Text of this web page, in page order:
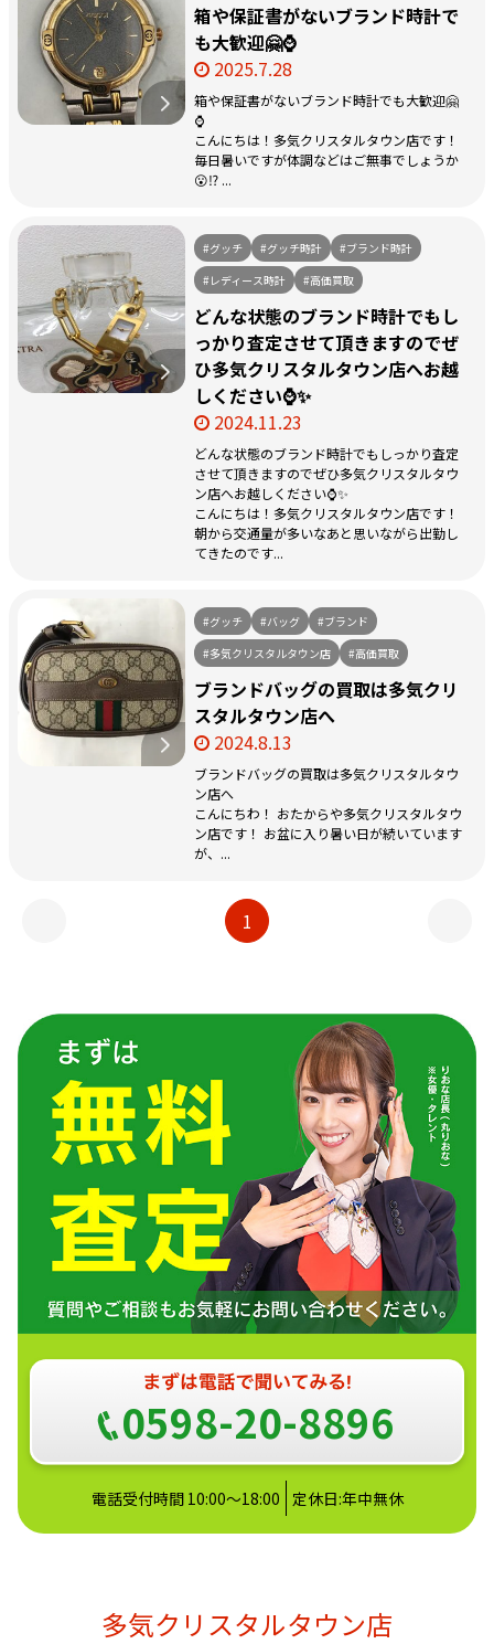
箱や保証書がないブランド時計で
も大歓迎🤗⌚
2025.7.28
箱や保証書がないブランド時計でも大歓迎🤗
⌚
こんにちは！多気クリスタルタウン店です！
毎日暑いですが体調などはご無事でしょうか
😮⁉️ ...
#グッチ #グッチ時計
#ブランド時計
#レディース時計
#高価買取
どんな状態のブランド時計でもし
っかり査定させて頂きますのでぜ
ひ多気クリスタルタウン店へお越
しください⌚✨
2024.11.23
どんな状態のブランド時計でもしっかり査定
させて頂きますのでぜひ多気クリスタルタウ
ン店へお越しください⌚✨
こんにちは！多気クリスタルタウン店です！
朝から交通量が多いなあと思いながら出勤し
てきたのです...
#グッチ #バッグ
#ブランド
#多気クリスタルタウン店
#高価買取
ブランドバッグの買取は多気クリ
スタルタウン店へ
2024.8.13
ブランドバッグの買取は多気クリスタルタウ
ン店へ
こんにちわ！ おたからや多気クリスタルタウ
ン店です！ お盆に入り暑い日が続いています
が、...
1
0598-20-8896
電話受付時間 10:00～18:00 定休日:年中無休
多気クリスタルタウン店